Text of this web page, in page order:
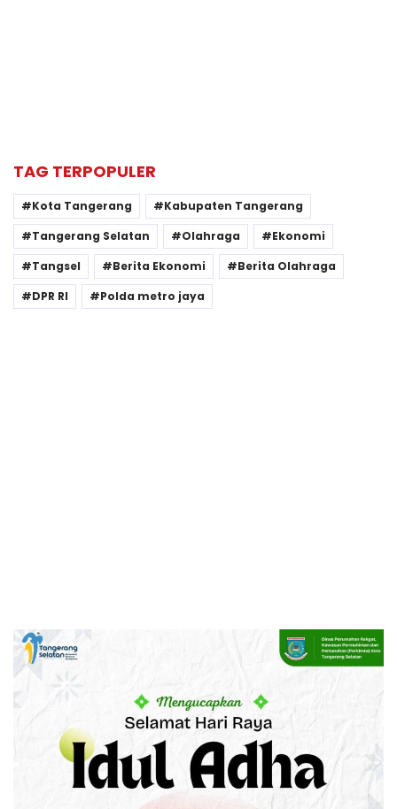
TAG TERPOPULER
Kota Tangerang
Kabupaten Tangerang
Tangerang Selatan
Olahraga
Ekonomi
Tangsel
Berita Ekonomi
Berita Olahraga
DPR RI
Polda metro jaya